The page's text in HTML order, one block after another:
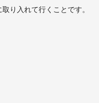
り入れて行くことです。